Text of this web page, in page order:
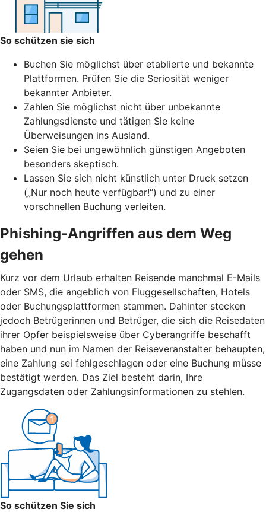
So schützen sie sich
Buchen Sie möglichst über etablierte und bekannte
Plattformen. Prüfen Sie die Seriosität weniger
bekannter Anbieter.
Zahlen Sie möglichst nicht über unbekannte
Zahlungsdienste und tätigen Sie keine
Überweisungen ins Ausland.
Seien Sie bei ungewöhnlich günstigen Angeboten
besonders skeptisch.
Lassen Sie sich nicht künstlich unter Druck setzen
(„Nur noch heute verfügbar!“) und zu einer
vorschnellen Buchung verleiten.
Phishing-Angriffen aus dem Weg
gehen
Kurz vor dem Urlaub erhalten Reisende manchmal E-Mails
oder SMS, die angeblich von Fluggesellschaften, Hotels
oder Buchungsplattformen stammen. Dahinter stecken
jedoch Betrügerinnen und Betrüger, die sich die Reisedaten
ihrer Opfer beispielsweise über Cyberangriffe beschafft
haben und nun im Namen der Reiseveranstalter behaupten,
eine Zahlung sei fehlgeschlagen oder eine Buchung müsse
bestätigt werden. Das Ziel besteht darin, Ihre
Zugangsdaten oder Zahlungsinformationen zu stehlen.
So schützen Sie sich